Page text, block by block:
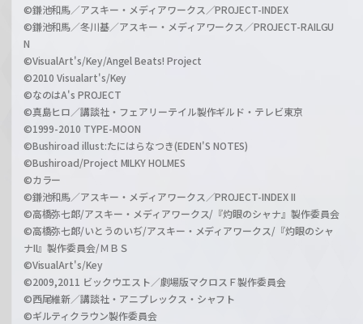
©鎌池和馬／アスキー・メディアワークス／PROJECT-INDEX
©鎌池和馬／冬川基／アスキー・メディアワークス／PROJECT-RAILGU
N
©VisualArt's/Key/Angel Beats! Project
©2010 Visualart's/Key
©なのはA's PROJECT
©真島ヒロ／講談社・フェアリーテイル製作ギルド・テレビ東京
©1999-2010 TYPE-MOON
©Bushiroad illust:たにはらなつき(EDEN'S NOTES)
©Bushiroad/Project MILKY HOLMES
©カラー
©鎌池和馬／アスキー・メディアワークス／PROJECT-INDEX II
©高橋弥七郎/アスキー・メディアワークス/『灼眼のシャナ』製作委員会
©高橋弥七郎/いとうのいぢ/アスキー・メディアワークス/『灼眼のシャ
ナII』製作委員会/ＭＢＳ
©VisualArt's/Key
©2009,2011 ビックウエスト／劇場版マクロスＦ製作委員会
©西尾維新／講談社・アニプレックス・シャフト
©ギルティクラウン製作委員会